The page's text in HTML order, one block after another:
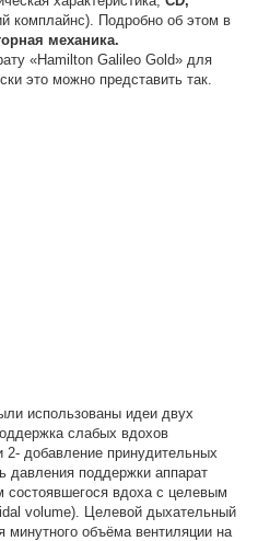
комплайнс). Подробно об этом в
механика.
«Hamilton Galileo Gold» для
это можно представить так.
использованы идеи двух
слабых вдохов
добавление принудительных
давления поддержки аппарат
состоявшегося вдоха с целевым
volume). Целевой дыхательный
минутного объёма вентиляции на